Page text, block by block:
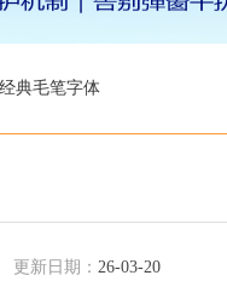
经典毛笔字体
更新日期： 26-03-20